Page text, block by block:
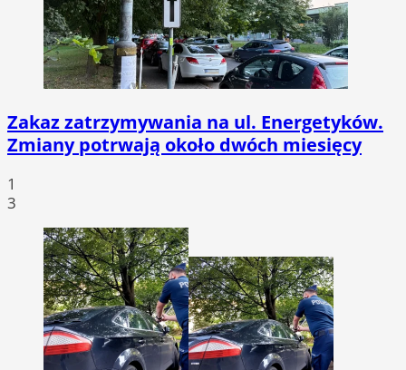
Zakaz zatrzymywania na ul. Energetyków.
Zmiany potrwają około dwóch miesięcy
1
3